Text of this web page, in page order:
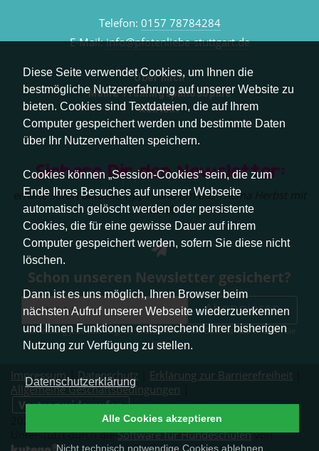
Diese Seite verwendet Cookies, um Ihnen die
bestmögliche Nutzererfahrung auf unserer Website zu
bieten. Cookies sind Textdateien, die auf Ihrem
Computer gespeichert werden und bestimmte Daten
über Ihr Nutzerverhalten speichern.
Cookies können „Session-Cookies“ sein, die zum
Ende Ihres Besuches auf unserer Webseite
automatisch gelöscht werden oder persistente
Cookies, die für eine gewisse Dauer auf ihrem
Computer gespeichert werden, sofern Sie diese nicht
löschen.
Dann ist es uns möglich, Ihren Browser beim
nächsten Aufruf unserer Webseite wiederzuerkennen
und Ihnen Funktionen entsprechend Ihrer bisherigen
Nutzung zur Verfügung zu stellen.
Datenschutzerklärung
Nicht technisch notwendige Cookies ablehnen
Alle Cookies akzeptieren
Telefon: 0157 78784284
E-Mail:info@pfotenliebe-stuttgart.de
Über mich
Meine Trainingsphilosophie
Kontakt
Sichere Dir den Newsletter:
erhalte sofort aktuelle Tipps rund um das Thema Herbst mit
Hund.
Schon unseren Newsletter gesichert?
Abonnieren
Abmeldung jederzeit möglich. Weitere Infos zum Datenschutz erhalten Sie
hier.
Impressum| Datenschutz Erklärung zur Barrierefreiheit
Allgemeine Geschäftsbedingungen
Vertrag widerrufen
2026 © Pfotenliebe Stuttgart. Alle Rechte vorbehalten.
Unterstützt durch dieSoftware für Hundeschulenvon
®